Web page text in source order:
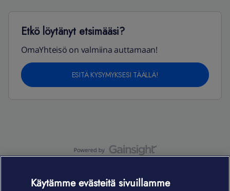
Etkö löytänyt etsimääsi?
OmaYhteisö on valmiina auttamaan!
ESITÄ KYSYMYKSESI TÄÄLLÄ!
Käytämme evästeitä sivuillamme